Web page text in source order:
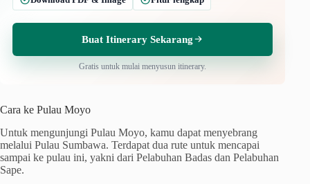
Buat Itinerary Sekarang
Gratis untuk mulai menyusun itinerary.
Cara ke Pulau Moyo
Untuk mengunjungi Pulau Moyo, kamu dapat menyebrang
melalui Pulau Sumbawa. Terdapat dua rute untuk mencapai
sampai ke pulau ini, yakni dari Pelabuhan Badas dan Pelabuhan
Sape.